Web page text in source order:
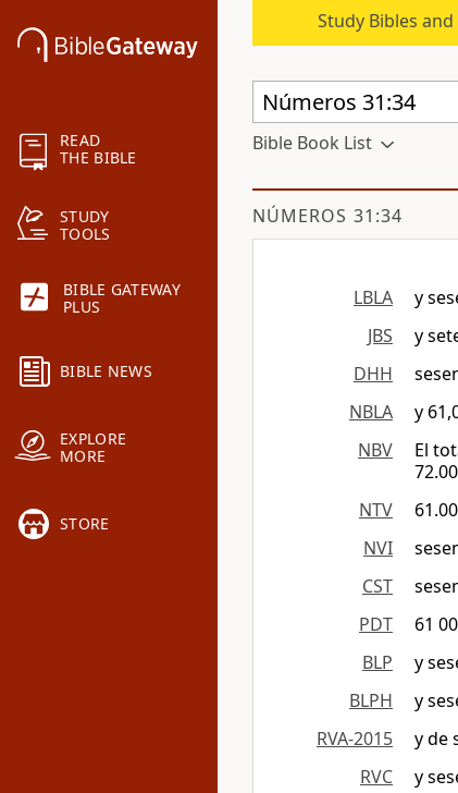
READ
THE BIBLE
STUDY
TOOLS
BIBLE GATEWAY
PLUS
BIBLE NEWS
EXPLORE
MORE
STORE
Study Bibles
Bible Book List
NÚMEROS 31:34
LBLA
y
JBS
y
DHH
NBLA
y
NBV
El
NTV
NVI
CST
PDT
61
BLP
y
BLPH
y
RVA-2015
y de
RVC
y